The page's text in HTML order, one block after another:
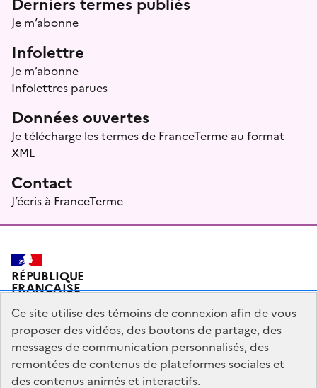
Je m’abonne
Infolettre
Je m’abonne
Infolettres parues
Données ouvertes
Je télécharge les termes de FranceTerme au format
XML
Contact
J’écris à FranceTerme
RÉPUBLIQUE
FRANÇAISE
Plan du site Mentions légales Qui sommes-nous ?
Partagez votre expérience pour améliorer les services
Ce site utilise des témoins de connexion afin de vous
proposer des vidéos, des boutons de partage, des
messages de communication personnalisés, des
remontées de contenus de plateformes sociales et
des contenus animés et interactifs.